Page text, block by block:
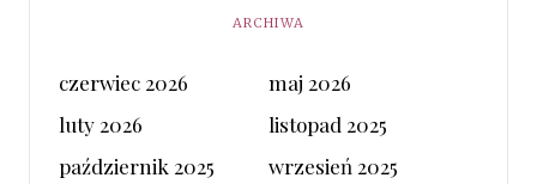
ARCHIWA
czerwiec 2026
maj 2026
luty 2026
listopad 2025
październik 2025
wrzesień 2025